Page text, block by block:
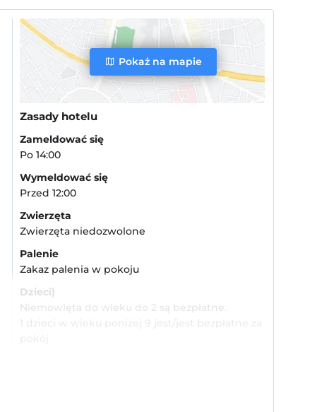
Pokaż na mapie
Zasady hotelu
Zameldować się
Po 14:00
Wymeldować się
Przed 12:00
Zwierzęta
Zwierzęta niedozwolone
Palenie
Zakaz palenia w pokoju
Dzieci)
Niemowlęta do wieku do 2 są bezpłatne.